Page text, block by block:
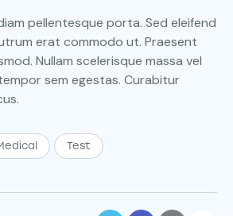
pellentesque porta. Sed eleifend
erat commodo ut. Praesent
Nullam scelerisque massa vel
sem egestas. Curabitur
Test